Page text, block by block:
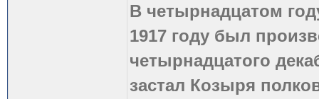
В четырнадцатом
1917 году был
четырнадцатого
застал Козыря